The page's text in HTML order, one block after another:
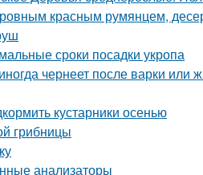
красным румянцем,
сроки посадки укропа
чернеет после варки или
кустарники осенью
грибницы
анализаторы